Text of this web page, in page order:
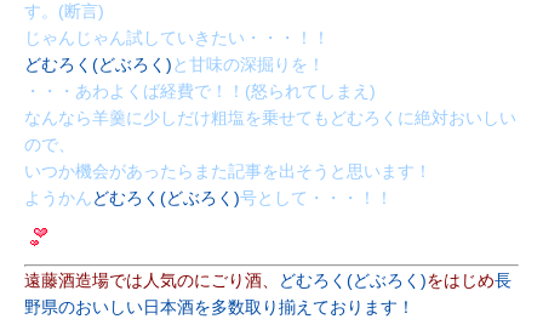
す。(断言)
じゃんじゃん試していきたい・・・！！
どむろく(どぶろく)と甘味の深掘りを！
・・・あわよくば経費で！！(怒られてしまえ)
なんなら羊羹に少しだけ粗塩を乗せてもどむろくに絶対おいしい
ので、
いつか機会があったらまた記事を出そうと思います！
ようかんどむろく(どぶろく)号として・・・！！
遠藤酒造場では人気のにごり酒、 どむろく(どぶろく)をはじめ長
野県のおいしい日本酒を多数取り揃えております！